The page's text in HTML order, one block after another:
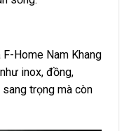
F-Home Nam Khang
inox, đồng,
trọng mà còn